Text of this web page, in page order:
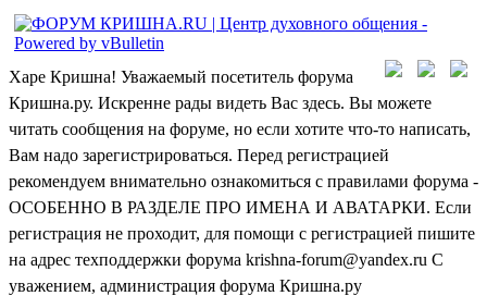
Харе Кришна! Уважаемый посетитель форума
Кришна.ру. Искренне рады видеть Вас здесь. Вы можете
читать сообщения на форуме, но если хотите что-то написать,
Вам надо зарегистрироваться. Перед регистрацией
рекомендуем внимательно ознакомиться с правилами форума -
ОСОБЕННО В РАЗДЕЛЕ ПРО ИМЕНА И АВАТАРКИ. Если
регистрация не проходит, для помощи с регистрацией пишите
на адрес техподдержки форума krishna-forum@yandex.ru С
уважением, администрация форума Кришна.ру